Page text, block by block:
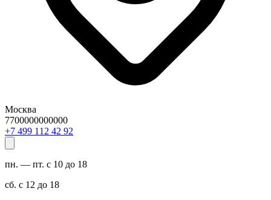
Москва
7700000000000
29 24 211 994 7+
пн. — пт. с 10 до 18
сб. с 12 до 18